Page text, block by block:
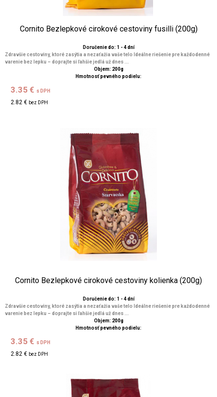
Cornito Bezlepkové cirokové cestoviny fusilli (200g)
Doručenie do: 1 - 4 dní
Zdravšie cestoviny, ktoré zasýtia a nezaťažia vaše telo Ideálne riešenie pre každodenné
varenie bez lepku – doprajte si ľahšie jedlá už dnes ...
Objem: 200g
Hmotnosť pevného podielu:
3.35 € s DPH
2.82 € bez DPH
Cornito Bezlepkové cirokové cestoviny kolienka (200g)
Doručenie do: 1 - 4 dní
Zdravšie cestoviny, ktoré zasýtia a nezaťažia vaše telo Ideálne riešenie pre každodenné
varenie bez lepku – doprajte si ľahšie jedlá už dnes ...
Objem: 200g
Hmotnosť pevného podielu:
3.35 € s DPH
2.82 € bez DPH